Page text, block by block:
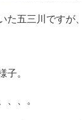
た五三川ですが
子。
、、。